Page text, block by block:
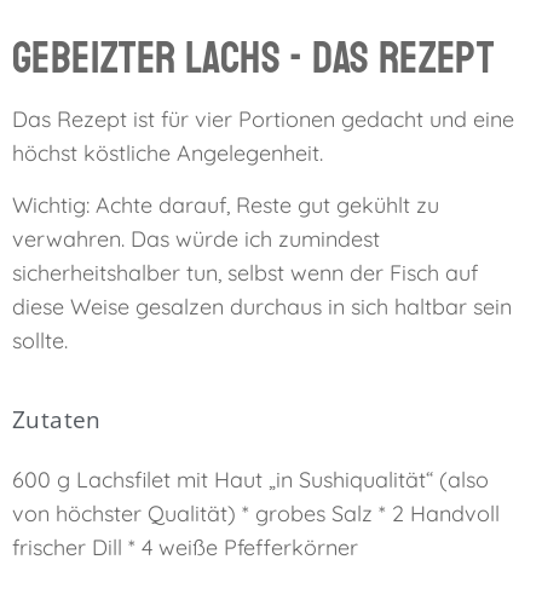
Gebeizter Lachs - das Rezept
Das Rezept ist für vier Portionen gedacht und eine
höchst köstliche Angelegenheit.
Wichtig: Achte darauf, Reste gut gekühlt zu
verwahren. Das würde ich zumindest
sicherheitshalber tun, selbst wenn der Fisch auf
diese Weise gesalzen durchaus in sich haltbar sein
sollte.
Zutaten
600 g Lachsfilet mit Haut „in Sushiqualität“ (also
von höchster Qualität) * grobes Salz * 2 Handvoll
frischer Dill * 4 weiße Pfefferkörner